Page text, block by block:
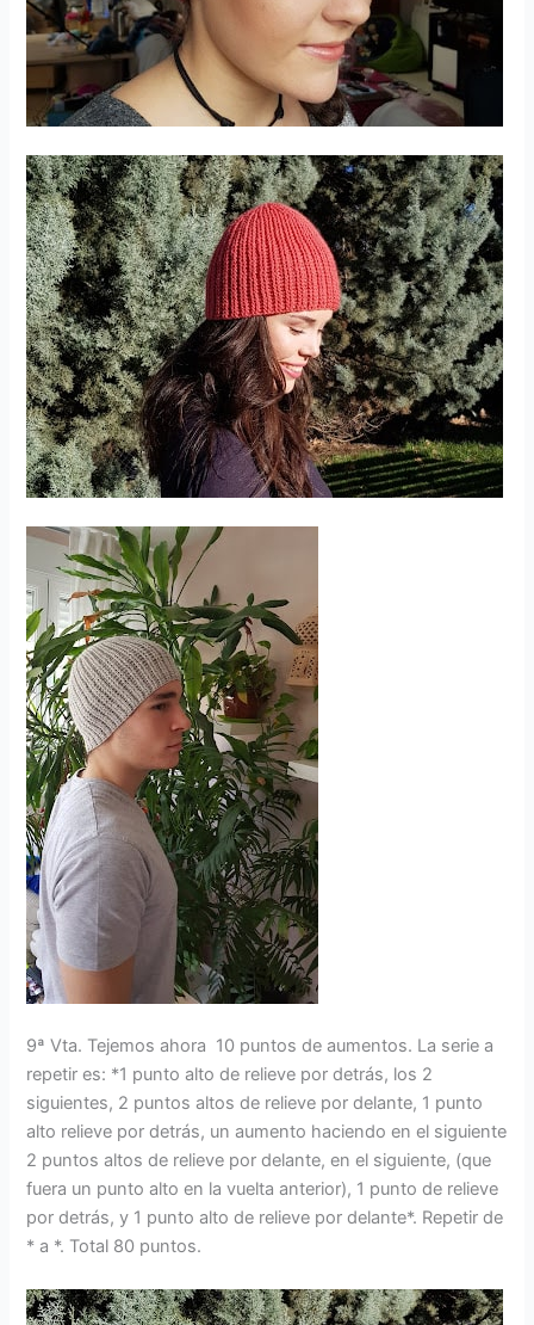
9ª Vta. Tejemos ahora 10 puntos de aumentos. La serie a
repetir es: *1 punto alto de relieve por detrás, los 2
siguientes, 2 puntos altos de relieve por delante, 1 punto
alto relieve por detrás, un aumento haciendo en el siguiente
2 puntos altos de relieve por delante, en el siguiente, (que
fuera un punto alto en la vuelta anterior), 1 punto de relieve
por detrás, y 1 punto alto de relieve por delante*. Repetir de
* a *. Total 80 puntos.